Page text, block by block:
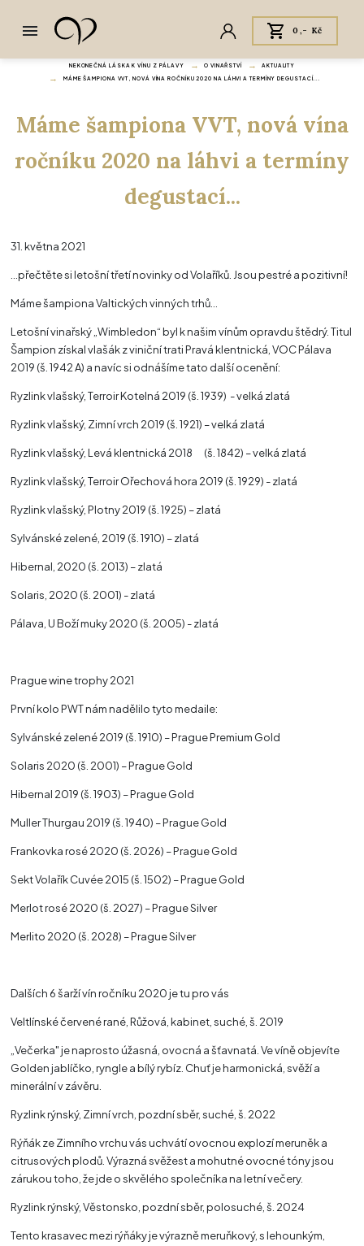
0,- Kč
NEKONEČNÁ LÁSKA K VÍNU Z PÁLAVY O VINAŘSTVÍ AKTUALITY
MÁME ŠAMPIONA VVT, NOVÁ VÍNA ROČNÍKU 2020 NA LÁHVI A TERMÍNY DEGUSTACÍ...
Máme šampiona VVT, nová vína
ročníku 2020 na láhvi a termíny
degustací...
31. května 2021
...přečtěte si letošní třetí novinky od Volaříků. Jsou pestré a pozitivní!
Máme šampiona Valtických vinných trhů…
Letošní vinařský „Wimbledon“ byl k našim vínům opravdu štědrý. Titul
Šampion získal vlašák z viniční trati Pravá klentnická, VOC Pálava
2019 (š. 1942 A) a navíc si odnášíme tato další ocenění:
Ryzlink vlašský, Terroir Kotelná 2019 (š. 1939) - velká zlatá
Ryzlink vlašský, Zimní vrch 2019 (š. 1921) – velká zlatá
Ryzlink vlašský, Levá klentnická 2018 (š. 1842) – velká zlatá
Ryzlink vlašský, Terroir Ořechová hora 2019 (š. 1929) - zlatá
Ryzlink vlašský, Plotny 2019 (š. 1925) – zlatá
Sylvánské zelené, 2019 (š. 1910) – zlatá
Hibernal, 2020 (š. 2013) – zlatá
Solaris, 2020 (š. 2001) - zlatá
Pálava, U Boží muky 2020 (š. 2005) - zlatá
Prague wine trophy 2021
První kolo PWT nám nadělilo tyto medaile:
Sylvánské zelené 2019 (š. 1910) – Prague Premium Gold
Solaris 2020 (š. 2001) – Prague Gold
Hibernal 2019 (š. 1903) – Prague Gold
Muller Thurgau 2019 (š. 1940) – Prague Gold
Frankovka rosé 2020 (š. 2026) – Prague Gold
Sekt Volařík Cuvée 2015 (š. 1502) – Prague Gold
Merlot rosé 2020 (š. 2027) – Prague Silver
Merlito 2020 (š. 2028) – Prague Silver
Dalších 6 šarží vín ročníku 2020 je tu pro vás
Veltlínské červené rané, Růžová, kabinet, suché, š. 2019
„Večerka" je naprosto úžasná, ovocná a šťavnatá. Ve víně objevíte
Golden jablíčko, ryngle a bílý rybíz. Chuť je harmonická, svěží a
minerální v závěru.
Ryzlink rýnský, Zimní vrch, pozdní sběr, suché, š. 2022
Rýňák ze Zimního vrchu vás uchvátí ovocnou explozí meruněk a
citrusových plodů. Výrazná svěžest a mohutné ovocné tóny jsou
zárukou toho, že jde o skvělého společníka na letní večery.
Ryzlink rýnský, Věstonsko, pozdní sběr, polosuché, š. 2024
Tento krasavec mezi rýňáky je výrazně meruňkový, s lehounkým,